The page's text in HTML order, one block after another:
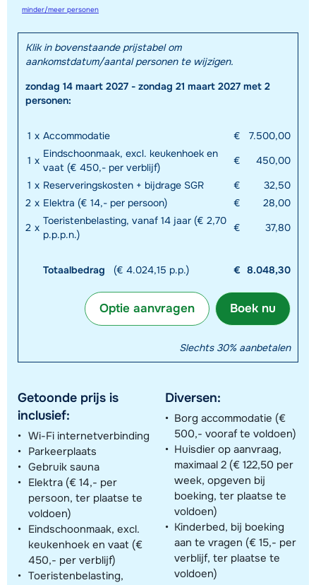
minder/meer personen
Klik in bovenstaande prijstabel om
aankomstdatum/aantal personen te wijzigen.
zondag 14 maart 2027 - zondag 21 maart 2027 met 2
personen:
1 x Accommodatie €
7.500,00
1 x
Eindschoonmaak, excl. keukenhoek en
vaat (€ 450,- per verblijf)
€
450,00
1 x Reserveringskosten + bijdrage SGR €
32,50
2 x Elektra (€ 14,- per persoon) €
28,00
2 x
Toeristenbelasting, vanaf 14 jaar (€ 2,70
p.p.p.n.)
€ 37,80
Totaalbedrag (€ 4.024,15 p.p.) € 8.048,30
Boek nu
Optie aanvragen
Slechts 30% aanbetalen
Getoonde prijs is
inclusief:
Wi-Fi internetverbinding
Parkeerplaats
Gebruik sauna
Elektra (€ 14,- per
persoon, ter plaatse te
voldoen)
Eindschoonmaak, excl.
keukenhoek en vaat (€
450,- per verblijf)
Toeristenbelasting,
Diversen:
Borg accommodatie (€
500,- vooraf te voldoen)
Huisdier op aanvraag,
maximaal 2 (€ 122,50 per
week, opgeven bij
boeking, ter plaatse te
voldoen)
Kinderbed, bij boeking
aan te vragen (€ 15,- per
verblijf, ter plaatse te
voldoen)